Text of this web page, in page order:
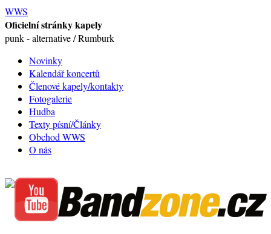
WWS
Oficielní stránky kapely
punk - alternative / Rumburk
Novinky
Kalendář koncertů
Členové kapely/kontakty
Fotogalerie
Hudba
Texty písní/Články
Obchod WWS
O nás